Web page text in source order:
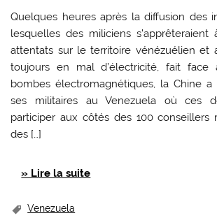
Quelques heures après la diffusion des
lesquelles des miliciens
attentats sur le territoire vénézuélien et
toujours en mal d’électricité, fait
bombes électromagnétiques, la Chine a
ses militaires au Venezuela où ces
participer aux côtés des 100 conseillers
des […]
» Lire la suite
Venezuela